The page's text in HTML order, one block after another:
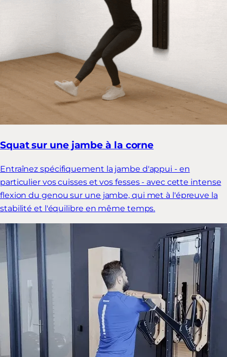
Squat sur une jambe à la corne
Entraînez spécifiquement la jambe d'appui - en
particulier vos cuisses et vos fesses - avec cette intense
flexion du genou sur une jambe, qui met à l'épreuve la
stabilité et l'équilibre en même temps.